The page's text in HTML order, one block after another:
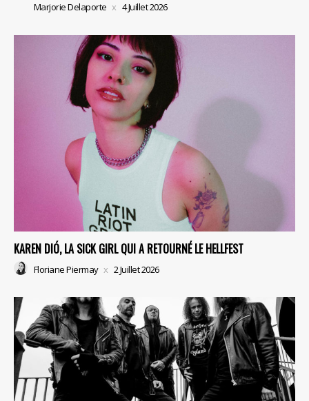
Marjorie Delaporte 4 Juillet 2026
KAREN DIÓ, LA SICK GIRL QUI A RETOURNÉ LE HELLFEST
Floriane Piermay 2 Juillet 2026